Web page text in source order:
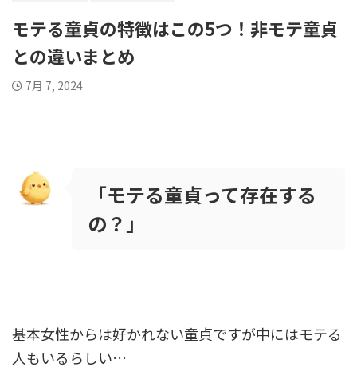
モテる童貞の特徴はこの5つ！非モテ童貞
との違いまとめ
7月 7, 2024
「モテる童貞って存在する
の？」
基本女性からは好かれない童貞ですが中にはモテる
人もいるらしい…